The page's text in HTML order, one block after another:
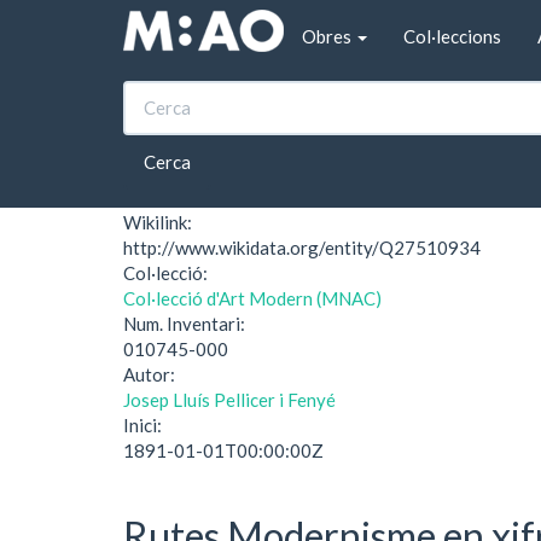
Vés al contingut
Obres
Col·leccions
Cerca
Inici Enterrament d'un pobre
Enterrament d'un
Wikilink:
http://www.wikidata.org/entity/Q27510934
Col·lecció:
Col·lecció d'Art Modern (MNAC)
Num. Inventari:
010745-000
Autor:
Josep Lluís Pellicer i Fenyé
Inici:
1891-01-01T00:00:00Z